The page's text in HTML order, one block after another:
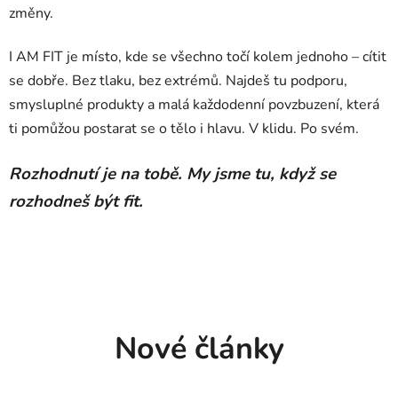
změny.
I AM FIT je místo, kde se všechno točí kolem jednoho – cítit
se dobře. Bez tlaku, bez extrémů. Najdeš tu podporu,
smysluplné produkty a malá každodenní povzbuzení, která
ti pomůžou postarat se o tělo i hlavu. V klidu. Po svém.
Rozhodnutí je na tobě. My jsme tu, když se
rozhodneš být fit.
Nové články